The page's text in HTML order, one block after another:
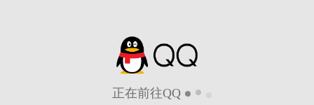
正在前往QQ